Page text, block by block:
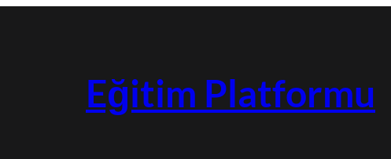
Eğitim Platformu